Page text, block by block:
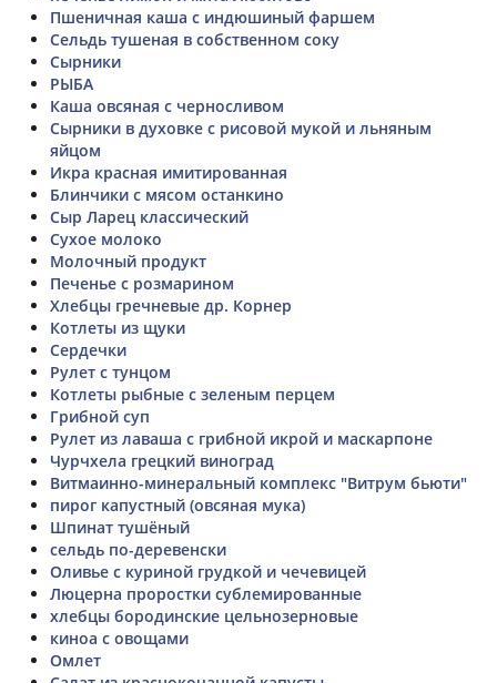
Пшеничная каша с индюшиный фаршем
Сельдь тушеная в собственном соку
Сырники
РЫБА
Каша овсяная с черносливом
Сырники в духовке с рисовой мукой и льняным
яйцом
Икра красная имитированная
Блинчики с мясом останкино
Сыр Ларец классический
Сухое молоко
Молочный продукт
Печенье с розмарином
Хлебцы гречневые др. Корнер
Котлеты из щуки
Сердечки
Рулет с тунцом
Котлеты рыбные с зеленым перцем
Грибной суп
Рулет из лаваша с грибной икрой и маскарпоне
Чурчхела грецкий виноград
Витмаинно-минеральный комплекс "Витрум бьюти"
пирог капустный (овсяная мука)
Шпинат тушёный
сельдь по-деревенски
Оливье с куриной грудкой и чечевицей
Люцерна проростки сублемированные
хлебцы бородинские цельнозерновые
киноа с овощами
Омлет